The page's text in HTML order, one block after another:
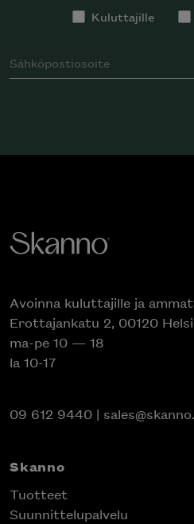
Kuluttajille
Avoinna kuluttajille ja
Erottajankatu 2, 00120
ma-pe 10 — 18
la 10-17
09 612 9440 |
Skanno
Tuotteet
Suunnittelupalvelu